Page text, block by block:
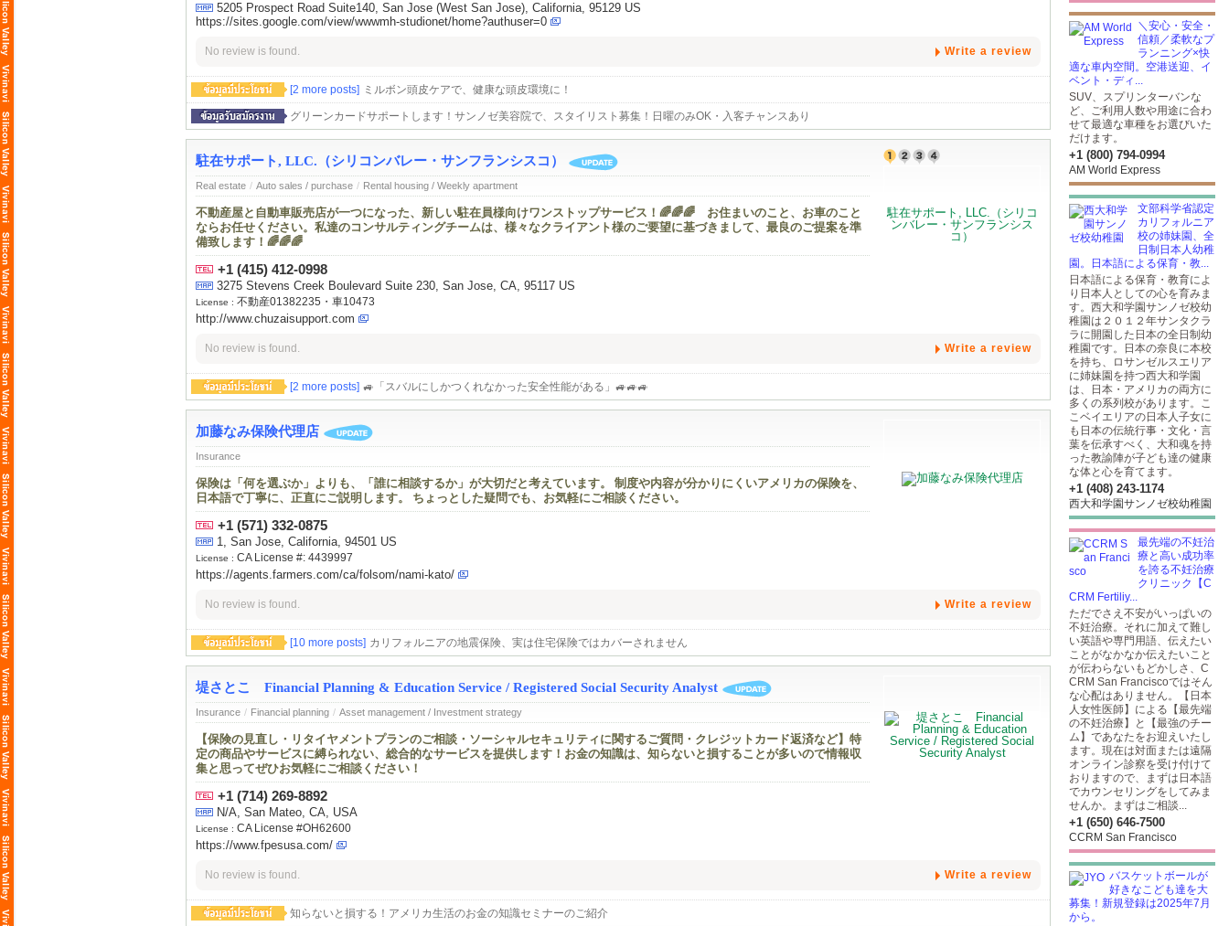
5205 Prospect Road Suite140, San Jose (West San Jose), California, 95129 US
https://sites.google.com/view/wwwmh-studionet/home?authuser=0
No review is found. Write a review
[2 more posts] ミルボン頭皮ケアで、健康な頭皮環境に！
グリーンカードサポートします！サンノゼ美容院で、スタイリスト募集！日曜のみOK・入客チャンスあり
駐在サポート, LLC.（シリコンバレー・サンフランシスコ）
Real estate / Auto sales / purchase / Rental housing / Weekly apartment
不動産屋と自動車販売店が一つになった、新しい駐在員様向けワンストップサービス！🌈🌈🌈 お住まいのこと、お車のこと
ならお任せください。私達のコンサルティングチームは、様々なクライアント様のご要望に基づきまして、最良のご提案を準
備致します！🌈🌈🌈
+1 (415) 412-0998
3275 Stevens Creek Boulevard Suite 230, San Jose, CA, 95117 US
License : 不動産01382235・車10473
http://www.chuzaisupport.com
No review is found. Write a review
[2 more posts] 🚙「スバルにしかつくれなかった安全性能がある」🚙🚙🚙
加藤なみ保険代理店
Insurance
保険は「何を選ぶか」よりも、「誰に相談するか」が大切だと考えています。 制度や内容が分かりにくいアメリカの保険を、
日本語で丁寧に、正直にご説明します。 ちょっとした疑問でも、お気軽にご相談ください。
+1 (571) 332-0875
1, San Jose, California, 94501 US
License : CA License #: 4439997
https://agents.farmers.com/ca/folsom/nami-kato/
No review is found. Write a review
[10 more posts] カリフォルニアの地震保険、実は住宅保険ではカバーされません
堤さとこ Financial Planning & Education Service / Registered Social Security Analyst
Insurance / Financial planning / Asset management / Investment strategy
【保険の見直し・リタイヤメントプランのご相談・ソーシャルセキュリティに関するご質問・クレジットカード返済など】特
定の商品やサービスに縛られない、総合的なサービスを提供します！お金の知識は、知らないと損することが多いので情報収
集と思ってぜひお気軽にご相談ください！
+1 (714) 269-8892
N/A, San Mateo, CA, USA
License : CA License #OH62600
https://www.fpesusa.com/
No review is found. Write a review
知らないと損する！アメリカ生活のお金の知識セミナーのご紹介
＼安心・安全・
信頼／柔軟なプ
ランニング×快
適な車内空間。空港送迎、イ
ベント・ディ...
SUV、スプリンターバンな
ど、ご利用人数や用途に合わ
せて最適な車種をお選びいた
だけます。
+1 (800) 794-0994
AM World Express
文部科学省認定
カリフォルニア
校の姉妹園、全
日制日本人幼稚
園。日本語による保育・教...
日本語による保育・教育によ
り日本人としての心を育みま
す。西大和学園サンノゼ校幼
稚園は２０１２年サンタクラ
ラに開園した日本の全日制幼
稚園です。日本の奈良に本校
を持ち、ロサンゼルスエリア
に姉妹園を持つ西大和学園
は、日本・アメリカの両方に
多くの系列校があります。こ
こベイエリアの日本人子女に
も日本の伝統行事・文化・言
葉を伝承すべく、大和魂を持
った教諭陣が子ども達の健康
な体と心を育てます。
+1 (408) 243-1174
西大和学園サンノゼ校幼稚園
最先端の不妊治
療と高い成功率
を誇る不妊治療
クリニック【C
CRM Fertiliy...
ただでさえ不安がいっぱいの
不妊治療。それに加えて難し
い英語や専門用語、伝えたい
ことがなかなか伝えたいこと
が伝わらないもどかしさ、C
CRM San Franciscoではそん
な心配はありません。【日本
人女性医師】による【最先端
の不妊治療】と【最強のチー
ム】であなたをお迎えいたし
ます。現在は対面または遠隔
オンライン診察を受け付けて
おりますので、まずは日本語
でカウンセリングをしてみま
せんか。まずはご相談...
+1 (650) 646-7500
CCRM San Francisco
バスケットボールが
好きなこども達を大
募集！新規登録は2025年7月
から。